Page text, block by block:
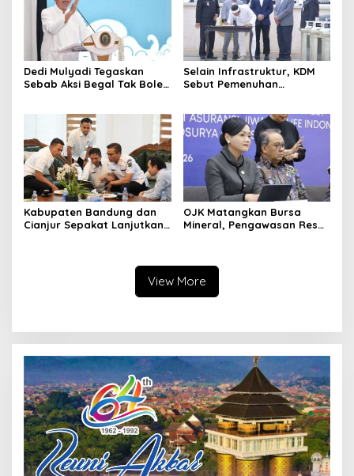
Dedi Mulyadi Tegaskan
Sebab Aksi Begal Tak Boleh
Selain Infrastruktur, KDM
Sebut Pemenuhan
APBD Jabar 2027
Kabupaten Bandung dan
Cianjur Sepakat Lanjutkan
OJK Matangkan Bursa
Mineral, Pengawasan Resmi
View More